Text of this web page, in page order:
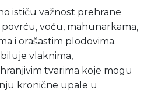
ističu važnost prehrane
povrću, voću, mahunarkama,
i orašastim plodovima.
vlaknima,
tvarima koje mogu
kronične upale u